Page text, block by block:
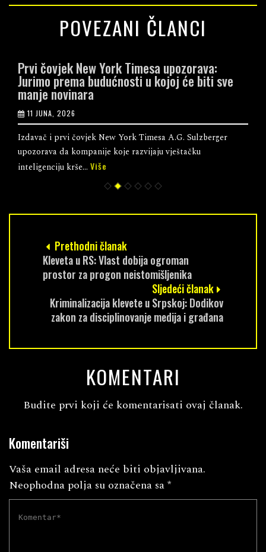
POVEZANI ČLANCI
Prvi čovjek New York Timesa upozorava:
Jurimo prema budućnosti u kojoj će biti sve
manje novinara
11 JUNA, 2026
Izdavač i prvi čovjek New York Timesa A.G. Sulzberger
upozorava da kompanije koje razvijaju vještačku
inteligenciju krše... Više
Prethodni članak
Kleveta u RS: Vlast dobija ogroman
prostor za progon neistomišljenika
Sljedeći članak
Kriminalizacija klevete u Srpskoj: Dodikov
zakon za disciplinovanje medija i građana
KOMENTARI
Budite prvi koji će komentarisati ovaj članak.
Komentariši
Vaša email adresa neće biti objavljivana.
Neophodna polja su označena sa*